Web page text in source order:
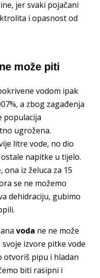
jer svaki pojačani
i opasnost od
može piti
vodom ipak
a zbog zagađenja
populacija
ugrožena.
litre vode, no dio
napitke u tijelo.
iz želuca za 15
se ne možemo
dehidraciju, gubimo
voda ne ne može
izvore pitke vode
otvoriš pipu i hladan
biti rasipni i